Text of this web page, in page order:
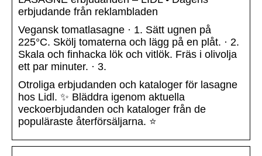
erbjudande från reklambladen
Vegansk tomatlasagne · 1. Sätt ugnen på
225°C. Skölj tomaterna och lägg på en plåt. · 2.
Skala och finhacka lök och vitlök. Fräs i olivolja
ett par minuter. · 3.
Otroliga erbjudanden och kataloger för lasagne
hos Lidl. ✨ Bläddra igenom aktuella
veckoerbjudanden och kataloger från de
populäraste återförsäljarna. ⭐